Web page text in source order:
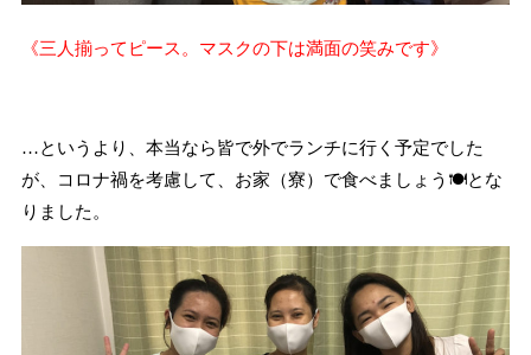
《三人揃ってピース。マスクの下は満面の笑みです》
…というより、本当なら皆で外でランチに行く予定でした
が、コロナ禍を考慮して、お家（寮）で食べましょう🍽とな
りました。